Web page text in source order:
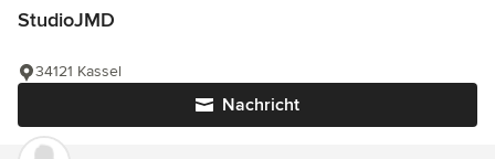
StudioJMD
Nachricht
34121 Kassel